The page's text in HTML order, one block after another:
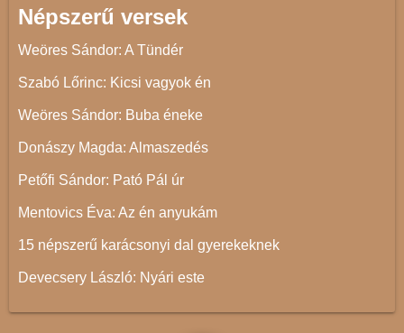
Népszerű versek
Weöres Sándor: A Tündér
Szabó Lőrinc: Kicsi vagyok én
Weöres Sándor: Buba éneke
Donászy Magda: Almaszedés
Petőfi Sándor: Pató Pál úr
Mentovics Éva: Az én anyukám
15 népszerű karácsonyi dal gyerekeknek
Devecsery László: Nyári este